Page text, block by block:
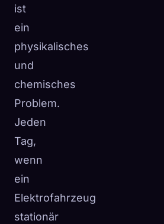
ist
ein
physikalisches
und
chemisches
Problem.
Jeden
Tag,
wenn
ein
Elektrofahrzeug
stationär